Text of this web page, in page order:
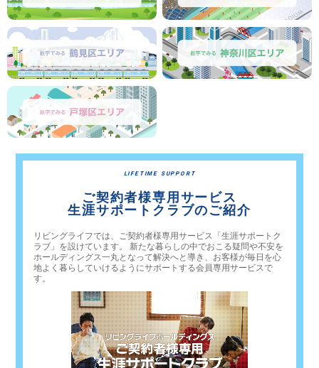
LIFETIME SUPPORT
ご契約者様専用サービス
生涯サポートクラブのご紹介
リビングライフでは、ご契約者様専用サービス「生涯サポートク
ラブ」を設けています。 新たな暮らしの中でおこる疑問や不安を
ホールディングス一丸となって解決へと導き、お客様が毎日を心
地よく暮らしていけるようにサポートする会員専用サービスで
す。